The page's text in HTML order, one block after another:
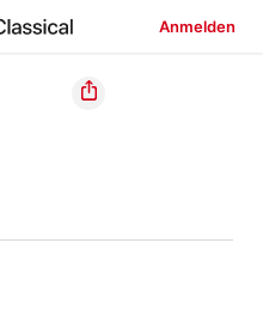
Anmelden